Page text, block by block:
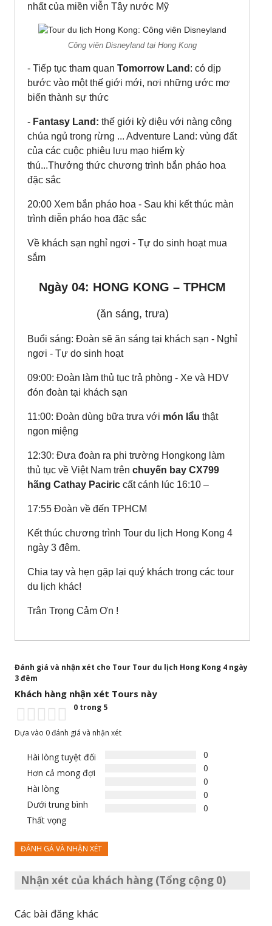
nhất của miền viễn Tây nước Mỹ
Công viên Disneyland tại Hong Kong
- Tiếp tục tham quan Tomorrow Land : có dịp
bước vào một thế giới mới, nơi những ước mơ
biến thành sự thức
- Fantasy Land: thế giới kỳ diệu với nàng công
chúa ngủ trong rừng ... Adventure Land: vùng đất
của các cuộc phiêu lưu mạo hiểm kỳ
thú...Thưởng thức chương trình bắn pháo hoa
đặc sắc
20:00 Xem bắn pháo hoa - Sau khi kết thúc màn
trình diễn pháo hoa đặc sắc
Về khách sạn nghỉ ngơi - Tự do sinh hoạt mua
sắm
Ngày 04: HONG KONG – TPHCM
(ăn sáng, trưa)
Buổi sáng: Đoàn sẽ ăn sáng tại khách sạn - Nghỉ
ngơi - Tự do sinh hoạt
09:00: Đoàn làm thủ tục trả phòng - Xe và HDV
đón đoàn tại khách sạn
11:00: Đoàn dùng bữa trưa với món lẩu thật
ngon miệng
12:30: Đưa đoàn ra phi trường Hongkong làm
thủ tục về Việt Nam trên chuyến bay CX799
hãng Cathay Paciric cất cánh lúc 16:10 –
17:55 Đoàn về đến TPHCM
Kết thúc chương trình Tour du lịch Hong Kong 4
ngày 3 đêm.
Chia tay và hẹn gặp lại quý khách trong các tour
du lịch khác!
Trân Trọng Cảm Ơn !
Đánh giá và nhận xét cho Tour Tour du lịch Hong Kong 4 ngày
3 đêm
Khách hàng nhận xét Tours này
0 trong 5
Dựa vào 0 đánh giá và nhận xét
Hài lòng tuyệt đối
Hơn cả mong đợi
Hài lòng
Dưới trung bình
Thất vọng
0
0
0
0
0
ĐÁNH GÁ VÀ NHẬN XÉT
Nhận xét của khách hàng (Tổng cộng 0)
Các bài đăng khác